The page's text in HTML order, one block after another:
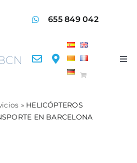
655 849 042
» HELICÓPTEROS
EN BARCELONA